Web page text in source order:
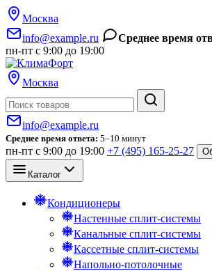
Москва
info@example.ru
Среднее время
пн-пт с 9:00 до 19:00
Москва
info@example.ru
Среднее время ответа: 5–10 минут
пн-пт с 9:00 до 19:00 +7 (495) 165-25-27
Каталог
Кондиционеры
Настенные сплит-системы
Канальные сплит-системы
Кассетные сплит-системы
Напольно-потолочные